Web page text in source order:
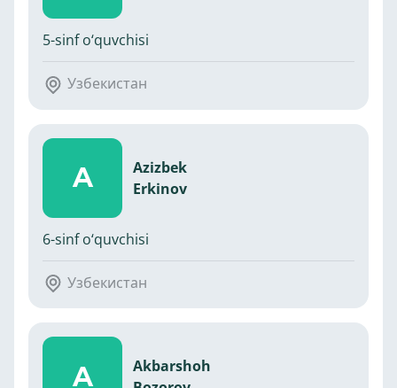
5-sinf o‘quvchisi
Узбекистан
A
Azizbek
Erkinov
6-sinf o‘quvchisi
Узбекистан
A
Akbarshoh